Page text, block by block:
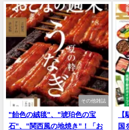
その他雑誌
"飴色の絨毯"、"琥珀色の宝
石"、"関西風の地焼き"！「お
国